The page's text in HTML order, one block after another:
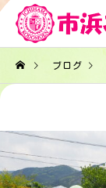
ブログ